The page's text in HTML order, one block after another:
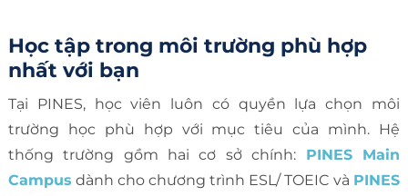
Học tập trong môi trường phù hợp
nhất với bạn
Tại PINES, học viên luôn có quyền lựa chọn môi
trường học phù hợp với mục tiêu của mình. Hệ
thống trường gồm hai cơ sở chính: PINES Main
Campus dành cho chương trình ESL/ TOEIC và PINES